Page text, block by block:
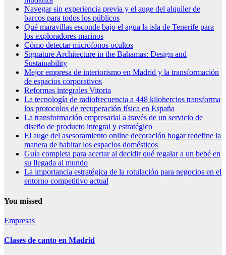
Navegar sin experiencia previa y el auge del alquiler de
barcos para todos los públicos
Qué maravillas esconde bajo el agua la isla de Tenerife para
los exploradores marinos
Cómo detectar micrófonos ocultos
Signature Architecture in the Bahamas: Design and
Sustainability
Mejor empresa de interiorismo en Madrid y la transformación
de espacios corporativos
Reformas integrales Vitoria
La tecnología de radiofrecuencia a 448 kilohercios transforma
los protocolos de recuperación física en España
La transformación empresarial a través de un servicio de
diseño de producto integral y estratégico
El auge del asesoramiento online decoración hogar redefine la
manera de habitar los espacios domésticos
Guía completa para acertar al decidir qué regalar a un bebé en
su llegada al mundo
La importancia estratégica de la rotulación para negocios en el
entorno competitivo actual
You missed
Empresas
Clases de canto en Madrid